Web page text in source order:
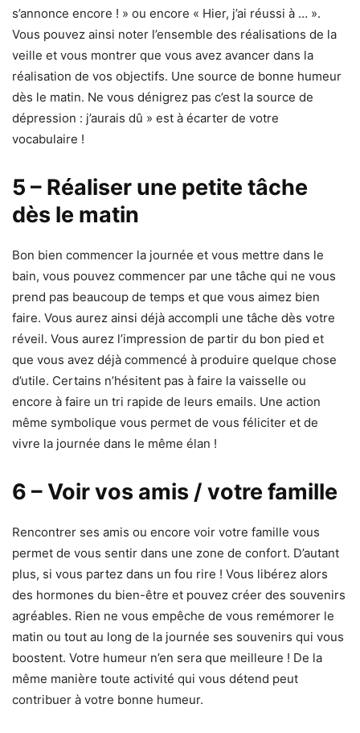
s’annonce encore ! » ou encore « Hier, j’ai réussi à … ».
Vous pouvez ainsi noter l’ensemble des réalisations de la
veille et vous montrer que vous avez avancer dans la
réalisation de vos objectifs. Une source de bonne humeur
dès le matin. Ne vous dénigrez pas c’est la source de
dépression : j’aurais dû » est à écarter de votre
vocabulaire !
5 – Réaliser une petite tâche
dès le matin
Bon bien commencer la journée et vous mettre dans le
bain, vous pouvez commencer par une tâche qui ne vous
prend pas beaucoup de temps et que vous aimez bien
faire. Vous aurez ainsi déjà accompli une tâche dès votre
réveil. Vous aurez l’impression de partir du bon pied et
que vous avez déjà commencé à produire quelque chose
d’utile. Certains n’hésitent pas à faire la vaisselle ou
encore à faire un tri rapide de leurs emails. Une action
même symbolique vous permet de vous féliciter et de
vivre la journée dans le même élan !
6 – Voir vos amis / votre famille
Rencontrer ses amis ou encore voir votre famille vous
permet de vous sentir dans une zone de confort. D’autant
plus, si vous partez dans un fou rire ! Vous libérez alors
des hormones du bien-être et pouvez créer des souvenirs
agréables. Rien ne vous empêche de vous remémorer le
matin ou tout au long de la journée ses souvenirs qui vous
boostent. Votre humeur n’en sera que meilleure ! De la
même manière toute activité qui vous détend peut
contribuer à votre bonne humeur.